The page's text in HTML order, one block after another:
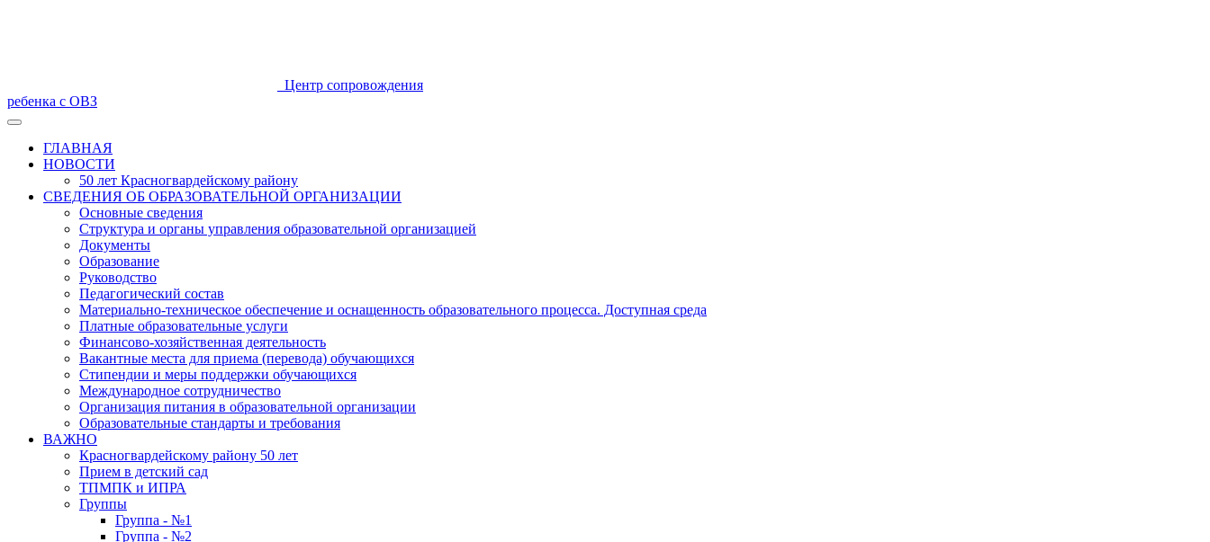
Центр сопровождения
ребенка с ОВЗ
ГЛАВНАЯ
НОВОСТИ
50 лет Красногвардейскому району
СВЕДЕНИЯ ОБ ОБРАЗОВАТЕЛЬНОЙ ОРГАНИЗАЦИИ
Основные сведения
Структура и органы управления образовательной организацией
Документы
Образование
Руководство
Педагогический состав
Материально-техническое обеспечение и оснащенность образовательного процесса. Доступная среда
Платные образовательные услуги
Финансово-хозяйственная деятельность
Вакантные места для приема (перевода) обучающихся
Стипендии и меры поддержки обучающихся
Международное сотрудничество
Организация питания в образовательной организации
Образовательные стандарты и требования
ВАЖНО
Красногвардейскому району 50 лет
Прием в детский сад
ТПМПК и ИПРА
Группы
Группа - №1
Группа - №2